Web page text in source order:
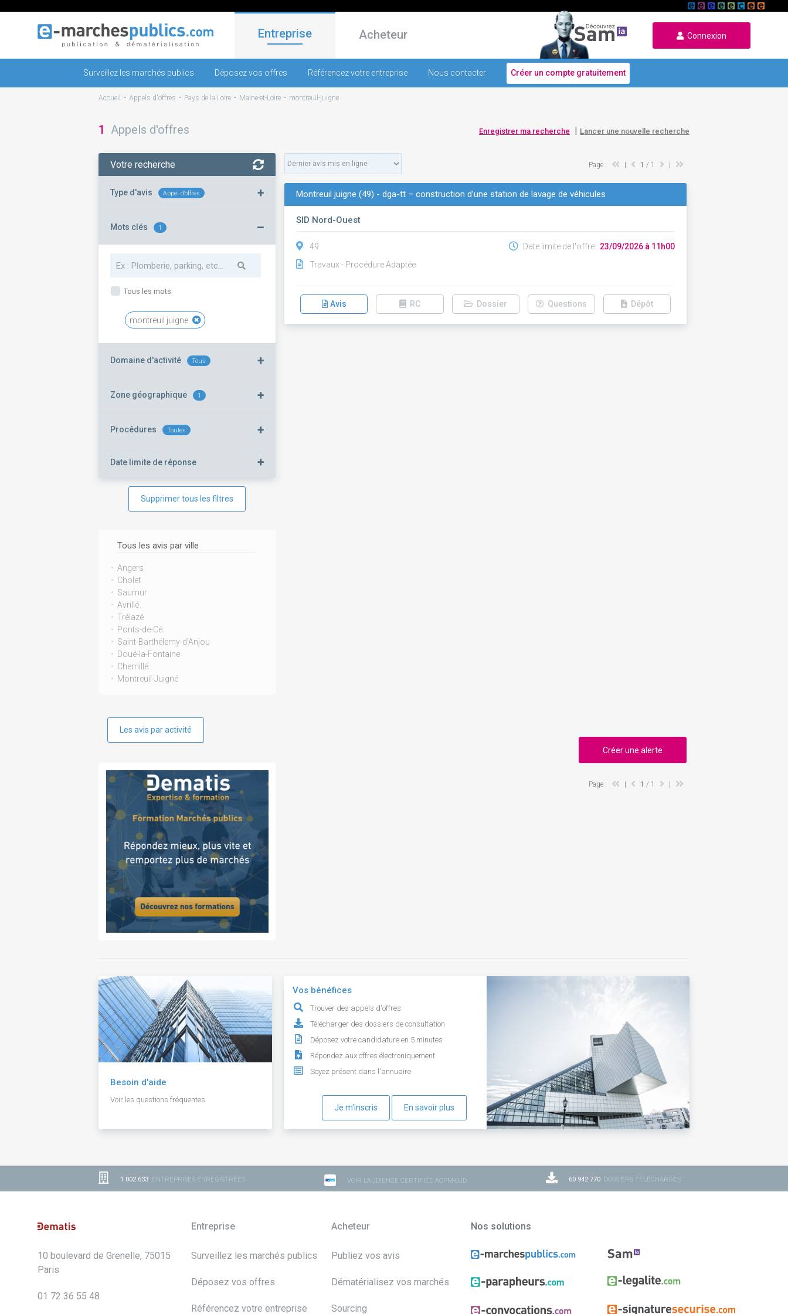
Entreprise Acheteur Connexion
Surveillez les marchés publics Déposez vos offres Référencez votre entreprise Nous contacter Créer un compte gratuitement
Accueil - Appels d'offres - Pays de la Loire - Maine-et-Loire - montreuil-juigne
1 Appels d'offres Enregistrer ma recherche | Lancer une nouvelle recherche
Votre recherche
Type d'avis Appel d'offres +
Mots clés 1 –
Tous les mots
montreuil juigne
Domaine d'activité Tous +
Zone géographique 1 +
Procédures Toutes +
Date limite de réponse +
Supprimer tous les filtres
Tous les avis par ville
Angers
Cholet
Saumur
Avrillé
Trélazé
Ponts-de-Cé
Saint-Barthélemy-d'Anjou
Doué-la-Fontaine
Chemillé
Montreuil-Juigné
Les avis par activité
Page : 1 / 1
Montreuil juigne (49) - dga-tt – construction d’une station de lavage de véhicules
SID Nord-Ouest
49
Travaux - Procédure Adaptée
Date limite de l'offre : 23/09/2026 à 11h00
Avis RC Dossier Questions Dépôt
Créer une alerte
Page : 1 / 1
Besoin d'aide
Voir les questions fréquentes.
Vos bénéfices
Trouver des appels d'offres
Télécharger des dossiers de consultation
Déposez votre candidature en 5 minutes
Répondez aux offres électroniquement
Soyez présent dans l'annuaire
Je m'inscris En savoir plus
1 002 633 ENTREPRISES ENREGISTRÉES VOIR L'AUDIENCE CERTIFIÉE ACPM-OJD 60 942 770 DOSSIERS TÉLÉCHARGÉS
10 boulevard de Grenelle, 75015
Paris
01 72 36 55 48
Entreprise
Surveillez les marchés publics
Déposez vos offres
Référencez votre entreprise
Acheteur
Publiez vos avis
Dématérialisez vos marchés
Sourcing
Nos solutions